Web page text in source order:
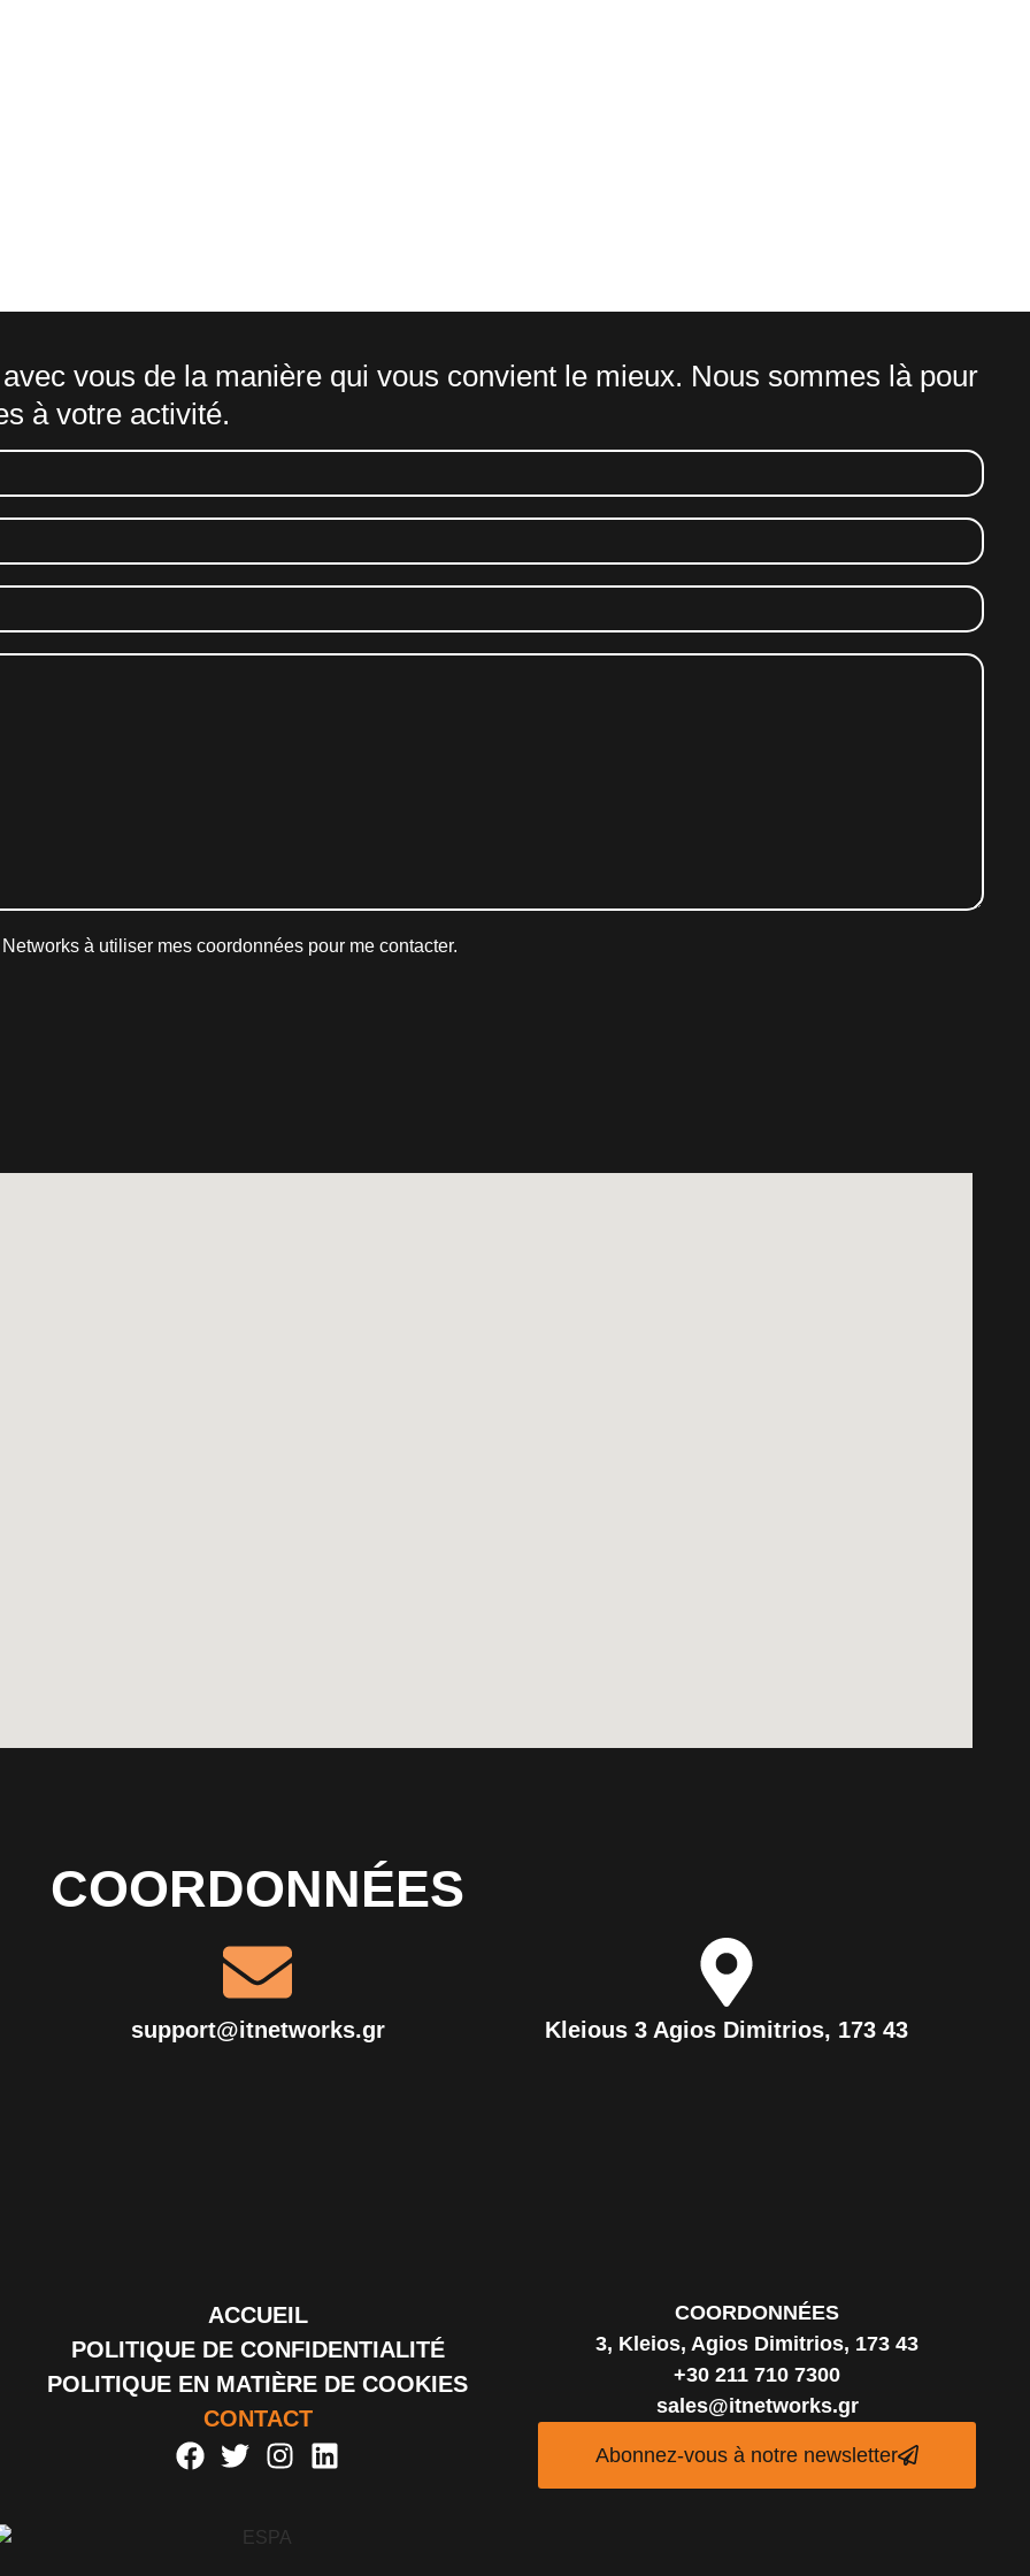
vous de la manière qui vous convient le mieux. Nous sommes là pour
à votre activité.
à utiliser mes coordonnées pour me contacter.
COORDONNÉES
support@itnetworks.gr Kleious 3 Agios Dimitrios, 173 43
ACCUEIL
POLITIQUE DE CONFIDENTIALITÉ
POLITIQUE EN MATIÈRE DE COOKIES
CONTACT
COORDONNÉES
3, Kleios, Agios Dimitrios, 173 43
+30 211 710 7300
sales@itnetworks.gr
Abonnez-vous à notre newsletter